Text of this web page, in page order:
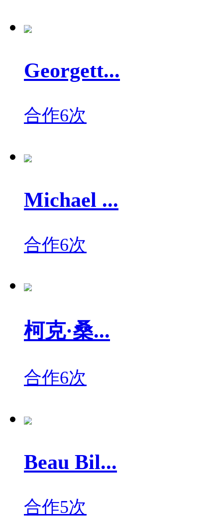
Georgett...
合作6次
Michael ...
合作6次
柯克·桑...
合作6次
Beau Bil...
合作5次